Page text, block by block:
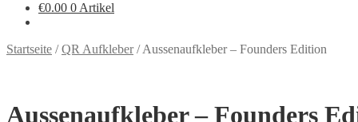
€0.00 0 Artikel
Startseite /QR Aufkleber/Aussenaufkleber – Founders Edition
Aussenaufkleber – Founders